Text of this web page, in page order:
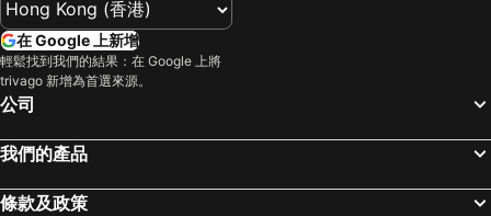
Hotel Skypark Myeongdong 1
Hotel Venue G
G3 Hotel Chungmuro
MD Hotel Doksan
New Blanc Central Myeongdong
Line Hotel Myeongdong
Lotte Hotel Seoul
Gwanghwamun
Jongno
金浦國際機場
Lotte World
韓國會展中心水族館
昌德宮
Samsung
首爾世界杯體育場
在 Google 上新增
輕鬆找到我們的結果：在 Google 上將
trivago 新增為首選來源。
公司
我們的產品
條款及政策